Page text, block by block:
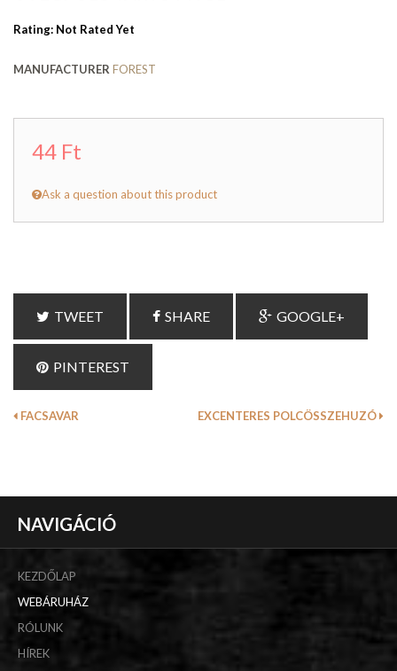
Rating: Not Rated Yet
MANUFACTURER FOREST
44 Ft
Ask a question about this product
TWEET SHARE GOOGLE+
PINTEREST
FACSAVAR EXCENTERES POLCÖSSZEHUZÓ
NAVIGÁCIÓ
KEZDŐLAP
WEBÁRUHÁZ
RÓLUNK
HÍREK